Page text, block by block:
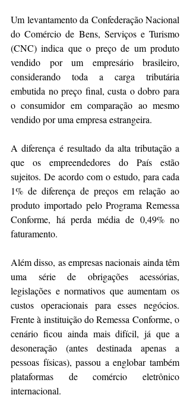
Um levantamento da Confederação Nacional
do Comércio de Bens, Serviços e Turismo
(CNC) indica que o preço de um produto
vendido por um empresário brasileiro,
considerando toda a carga tributária
embutida no preço final, custa o dobro para
o consumidor em comparação ao mesmo
vendido por uma empresa estrangeira.
A diferença é resultado da alta tributação a
que os empreendedores do País estão
sujeitos. De acordo com o estudo, para cada
1% de diferença de preços em relação ao
produto importado pelo Programa Remessa
Conforme, há perda média de 0,49% no
faturamento.
Além disso, as empresas nacionais ainda têm
uma série de obrigações acessórias,
legislações e normativos que aumentam os
custos operacionais para esses negócios.
Frente à instituição do Remessa Conforme, o
cenário ficou ainda mais difícil, já que a
desoneração (antes destinada apenas a
pessoas físicas), passou a englobar também
plataformas de comércio eletrônico
internacional.